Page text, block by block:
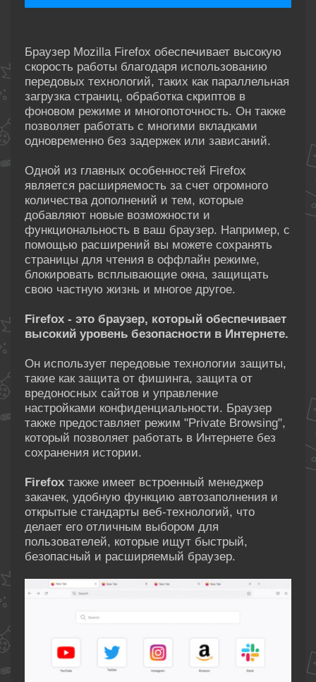
Браузер Mozilla Firefox обеспечивает высокую
скорость работы благодаря использованию
передовых технологий, таких как параллельная
загрузка страниц, обработка скриптов в
фоновом режиме и многопоточность. Он также
позволяет работать с многими вкладками
одновременно без задержек или зависаний.
Одной из главных особенностей Firefox
является расширяемость за счет огромного
количества дополнений и тем, которые
добавляют новые возможности и
функциональность в ваш браузер. Например, с
помощью расширений вы можете сохранять
страницы для чтения в оффлайн режиме,
блокировать всплывающие окна, защищать
свою частную жизнь и многое другое.
Firefox - это браузер, который обеспечивает
высокий уровень безопасности в Интернете.
Он использует передовые технологии защиты,
такие как защита от фишинга, защита от
вредоносных сайтов и управление
настройками конфиденциальности. Браузер
также предоставляет режим "Private Browsing",
который позволяет работать в Интернете без
сохранения истории.
Firefox также имеет встроенный менеджер
закачек, удобную функцию автозаполнения и
открытые стандарты веб-технологий, что
делает его отличным выбором для
пользователей, которые ищут быстрый,
безопасный и расширяемый браузер.